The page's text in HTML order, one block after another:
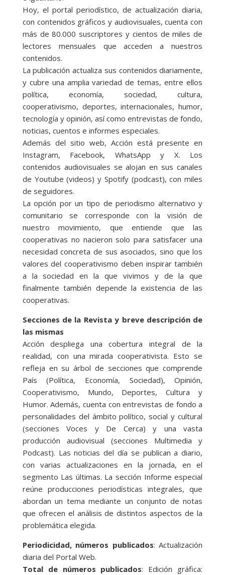
Hoy, el portal periodístico, de actualización diaria,
con contenidos gráficos y audiovisuales, cuenta con
más de 80.000 suscriptores y cientos de miles de
lectores mensuales que acceden a nuestros
contenidos.
La publicación actualiza sus contenidos diariamente,
y cubre una amplia variedad de temas, entre ellos
política, economía, sociedad, cultura,
cooperativismo, deportes, internacionales, humor,
tecnología y opinión, así como entrevistas de fondo,
noticias, cuentos e informes especiales.
Además del sitio web, Acción está presente en
Instagram, Facebook, WhatsApp y X. Los
contenidos audiovisuales se alojan en sus canales
de Youtube (videos) y Spotify (podcast), con miles
de seguidores.
La opción por un tipo de periodismo alternativo y
comunitario se corresponde con la visión de
nuestro movimiento, que entiende que las
cooperativas no nacieron solo para satisfacer una
necesidad concreta de sus asociados, sino que los
valores del cooperativismo deben inspirar también
a la sociedad en la que vivimos y de la que
finalmente también depende la existencia de las
cooperativas.
Secciones de la Revista y breve descripción de
las mismas
Acción despliega una cobertura integral de la
realidad, con una mirada cooperativista. Esto se
refleja en su árbol de secciones que comprende
País (Política, Economía, Sociedad), Opinión,
Cooperativismo, Mundo, Deportes, Cultura y
Humor. Además, cuenta con entrevistas de fondo a
personalidades del ámbito político, social y cultural
(secciones Voces y De Cerca) y una vasta
producción audiovisual (secciones Multimedia y
Podcast). Las noticias del día se publican a diario,
con varias actualizaciones en la jornada, en el
segmento Las últimas. La sección Informe especial
reúne producciones periodísticas integrales, que
abordan un tema mediante un conjunto de notas
que ofrecen el análisis de distintos aspectos de la
problemática elegida.
Periodicidad, números publicados: Actualización
diaria del Portal Web.
Total de números publicados: Edición gráfica: